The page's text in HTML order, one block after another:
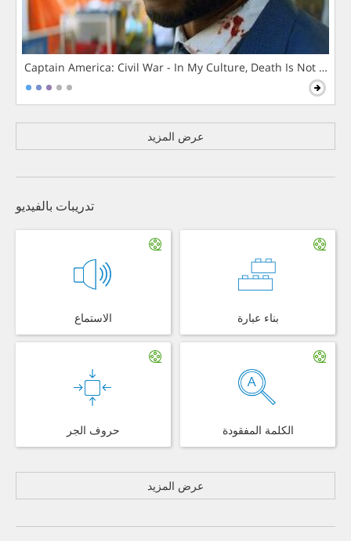
Captain America: Civil War - In My Culture, Death Is Not The
عرض المزيد
تدريبات بالفيديو
الاستماع بناء عبارة
حروف الجر الكلمة المفقودة
عرض المزيد